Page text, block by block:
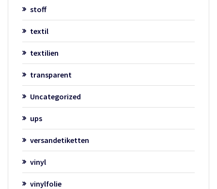
stoff
textil
textilien
transparent
Uncategorized
ups
versandetiketten
vinyl
vinylfolie